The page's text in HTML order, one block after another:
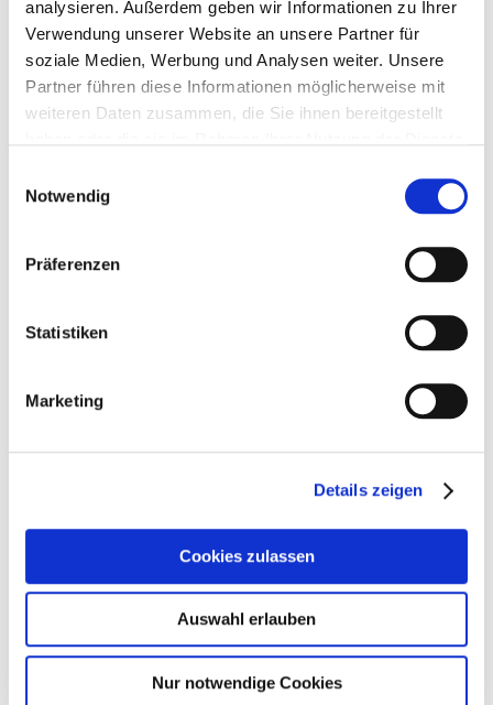
analysieren. Außerdem geben wir Informationen zu Ihrer
Verwendung unserer Website an unsere Partner für
soziale Medien, Werbung und Analysen weiter. Unsere
Partner führen diese Informationen möglicherweise mit
weiteren Daten zusammen, die Sie ihnen bereitgestellt
Notwendig
Präferenzen
Statistiken
Marketing
Details zeigen
Cookies zulassen
Auswahl erlauben
Nur notwendige Cookies
Stärke 4,7 %
Zucker 3,8 %
Stärke & Zucker 8,5 %
Phosphor
Lysin
Methionin
0,5 %
Weitere Informationen
4042215091479